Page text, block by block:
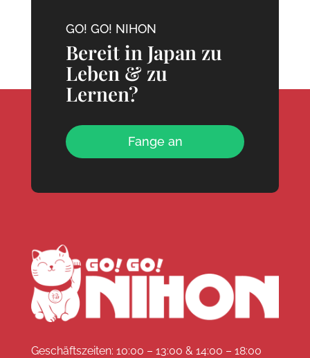
GO! GO! NIHON
Bereit in Japan zu
Leben & zu
Lernen?
Fange an
Geschäftszeiten: 10:00 – 13:00 & 14:00 – 18:00